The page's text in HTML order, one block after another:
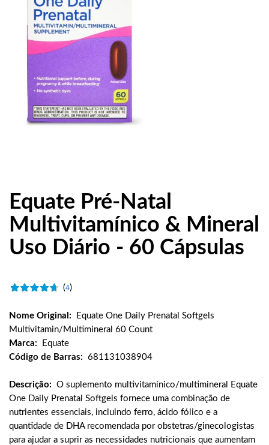
Equate Pré-Natal
Multivitamínico & Mineral
Uso Diário - 60 Cápsulas
(4)
Nome Original:
Equate One Daily Prenatal Softgels
Multivitamin/Multimineral 60 Count
Marca:
Equate
Código de Barras: 681131038904
Descrição: O suplemento multivitamínico/multimineral Equate
One Daily Prenatal Softgels fornece uma combinação de
nutrientes essenciais, incluindo ferro, ácido fólico e a
quantidade de DHA recomendada por obstetras/ginecologistas
para ajudar a suprir as necessidades nutricionais que aumentam